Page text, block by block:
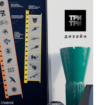
Xpresso
Signature